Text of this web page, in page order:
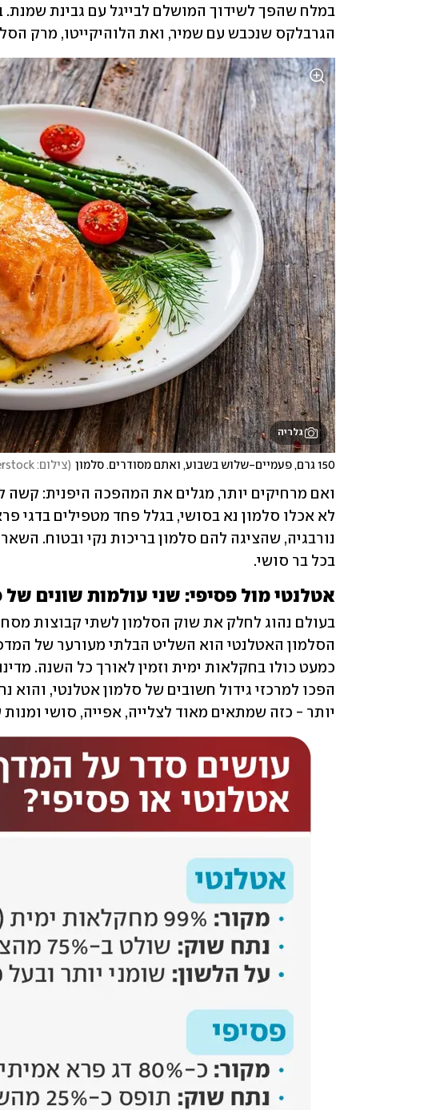
הגרבלקס שנכבש עם שמיר, ואת הלוהיקייטו, מרק
גלריה
150 גרם, פעמיים-שלוש בשבוע, ואתם מסודרים. סלמון (צילום: Jacek Chabraszewski, Shutterstock
בכל בר סושי.
אטלנטי מול פסיפי: שני עולמות שונים של
יותר - כזה שמתאים מאוד לצלייה, אפייה, סושי